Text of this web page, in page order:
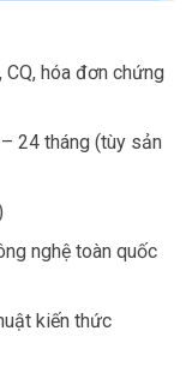
CQ, hóa đơn chứng
24 tháng (tùy sản
nghệ toàn quốc
kiến thức